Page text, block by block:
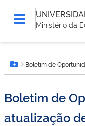
Ministério da
está
aqui:Botão Menu
Boletim de
Boletim de
atualização